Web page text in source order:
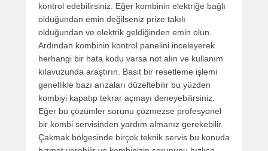
kontrol edebilirsiniz. Eğer kombinin elektriğe bağlı
olduğundan emin değilseniz prize takılı
olduğundan ve elektrik geldiğinden emin olun.
Ardından kombinin kontrol panelini inceleyerek
herhangi bir hata kodu varsa not alın ve kullanım
kılavuzunda araştırın. Basit bir resetleme işlemi
genellikle bazı arızaları düzeltebilir bu yüzden
kombiyi kapatıp tekrar açmayı deneyebilirsiniz.
Eğer bu çözümler sorunu çözmezse profesyonel
bir kombi servisinden yardım almanız gerekebilir.
Çakmak bölgesinde birçok teknik servis bu konuda